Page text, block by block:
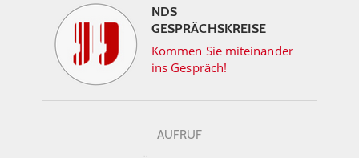
NDS
GESPRÄCHSKREISE
Kommen Sie miteinander
ins Gespräch!
AUFRUF